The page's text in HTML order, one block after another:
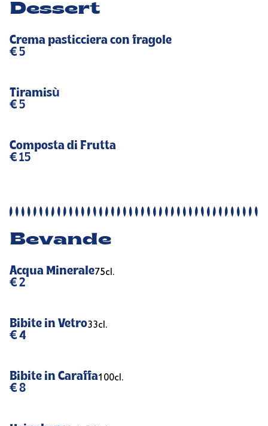
Dessert
Crema pasticciera con fragole
€ 5
Tiramisù
€ 5
Composta di Frutta
€ 15
Bevande
Acqua Minerale75cl.
€ 2
Bibite in Vetro33cl.
€ 4
Bibite in Caraffa100cl.
€ 8